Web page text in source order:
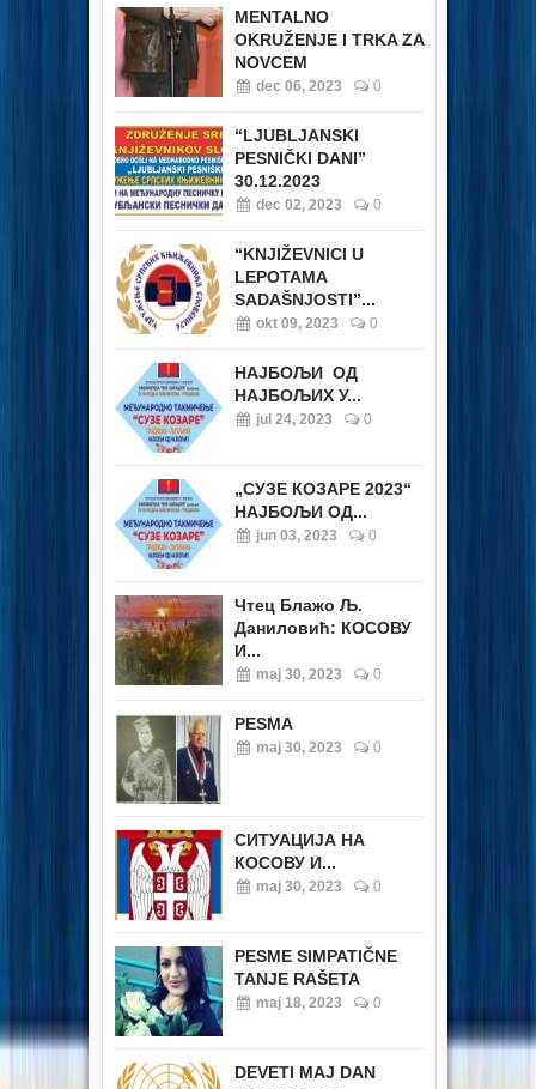
MENTALNO
OKRUŽENJE I TRKA ZA
NOVCEM
dec 06, 2023 0
“LJUBLJANSKI
PESNIČKI DANI”
30.12.2023
dec 02, 2023 0
“KNJIŽEVNICI U
LEPOTAMA
SADAŠNJOSTI”...
okt 09, 2023 0
НАЈБОЉИ ОД
НАЈБОЉИХ У...
jul 24, 2023 0
„СУЗЕ КОЗАРЕ 2023“
НАЈБОЉИ ОД...
jun 03, 2023 0
Чтец Блажо Љ.
Даниловић: КОСОВУ
И...
maj 30, 2023 0
PESMA
maj 30, 2023 0
СИТУАЦИЈА НА
КОСОВУ И...
maj 30, 2023 0
PESME SIMPATIČNE
TANJE RAŠETA
maj 18, 2023 0
DEVETI MAJ DAN